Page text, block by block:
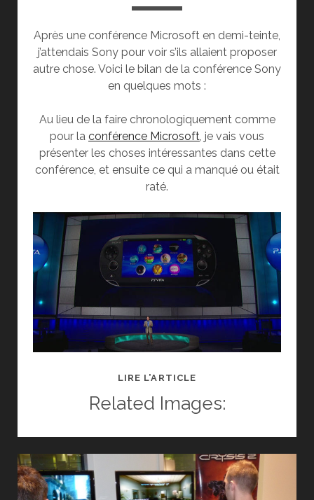
Après une conférence Microsoft en demi-teinte,
j’attendais Sony pour voir s’ils allaient proposer
autre chose. Voici le bilan de la conférence Sony
en quelques mots :
Au lieu de la faire chronologiquement comme
pour la conférence Microsoft, je vais vous
présenter les choses intéressantes dans cette
conférence, et ensuite ce qui a manqué ou était
raté.
LIRE L’ARTICLEBILAN
LA
E3
2011
(AVEC
Related Images: